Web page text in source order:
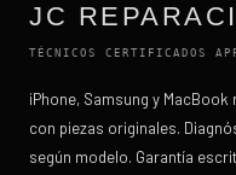
JC
TÉCNICOS CERTIFICADOS
iPhone, Samsung y MacBook
con piezas originales.
según modelo. Garantía